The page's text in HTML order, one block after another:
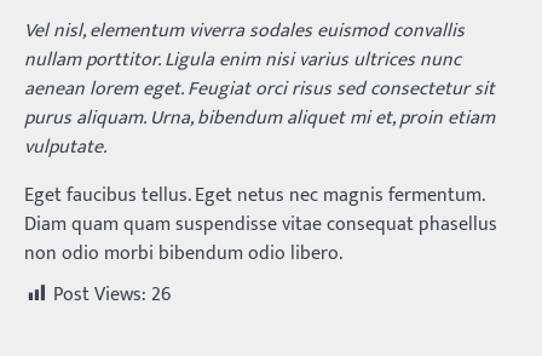
Vel nisl, elementum viverra sodales euismod convallis
nullam porttitor. Ligula enim nisi varius ultrices nunc
aenean lorem eget. Feugiat orci risus sed consectetur sit
purus aliquam. Urna, bibendum aliquet mi et, proin etiam
vulputate.
Eget faucibus tellus. Eget netus nec magnis fermentum.
Diam quam quam suspendisse vitae consequat phasellus
non odio morbi bibendum odio libero.
Post Views:26